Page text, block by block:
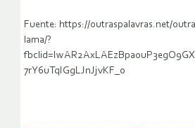
Fuente: https://outraspalavras.net/
lama/?
7rY6uTqIGgLJnJjvKF_o